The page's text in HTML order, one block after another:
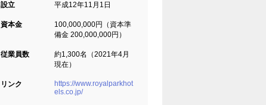
設立 平成12年11月1日
資本金
100,000,000円（資本準
備金 200,000,000円）
従業員数
約1,300名（2021年4月
現在）
リンク
https://www.royalparkhot
els.co.jp/